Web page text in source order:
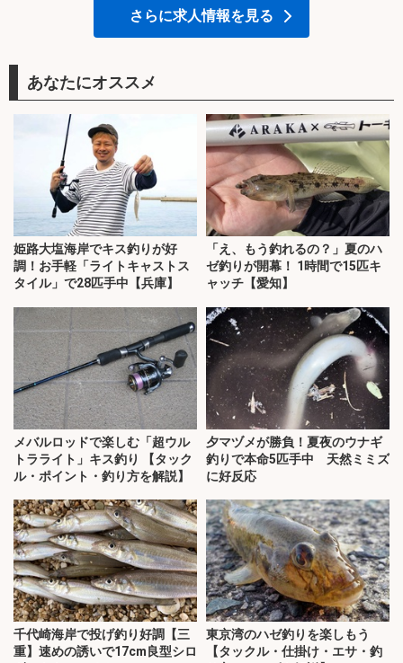
さらに求人情報を見る
あなたにオススメ
姫路大塩海岸でキス釣りが好
調！お手軽「ライトキャストス
タイル」で28匹手中【兵庫】
「え、もう釣れるの？」夏のハ
ゼ釣りが開幕！ 1時間で15匹キ
ャッチ【愛知】
メバルロッドで楽しむ「超ウル
トラライト」キス釣り 【タック
ル・ポイント・釣り方を解説】
夕マヅメが勝負！夏夜のウナギ
釣りで本命5匹手中 天然ミミズ
に好反応
千代崎海岸で投げ釣り好調【三
重】速めの誘いで17cm良型シロ
東京湾のハゼ釣りを楽しもう
【タックル・仕掛け・エサ・釣